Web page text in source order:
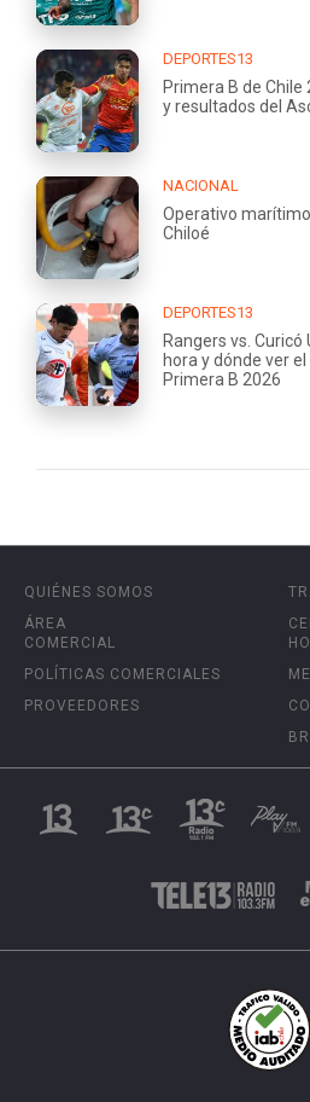
DEPORTES13
Primera B de
y resultados del
NACIONAL
Operativo
Chiloé
DEPORTES13
Rangers vs. Curicó
hora y dónde ver
Primera B 2026
QUIÉNES SOMOS
ÁREA
COMERCIAL
POLÍTICAS COMERCIALES
PROVEEDORES